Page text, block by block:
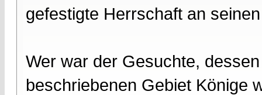
gefestigte Herrschaft an
Wer war der Gesuchte,
beschriebenen Gebiet Könige